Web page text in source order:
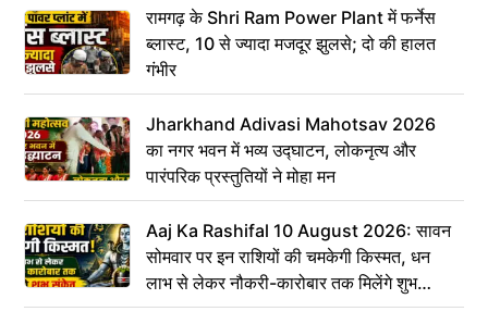
रामगढ़ के Shri Ram Power Plant में फर्नेस
ब्लास्ट, 10 से ज्यादा मजदूर झुलसे; दो की हालत
गंभीर
Jharkhand Adivasi Mahotsav 2026
का नगर भवन में भव्य उद्घाटन, लोकनृत्य और
पारंपरिक प्रस्तुतियों ने मोहा मन
Aaj Ka Rashifal 10 August 2026: सावन
सोमवार पर इन राशियों की चमकेगी किस्मत, धन
लाभ से लेकर नौकरी-कारोबार तक मिलेंगे शुभ
संकेत